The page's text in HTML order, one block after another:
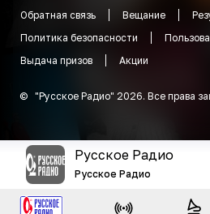
Обратная связь
Вещание
Политика безопасности
Выдача призов
Акции
© "Русское Радио" 2026. Все права
Русское Радио
Русское Радио